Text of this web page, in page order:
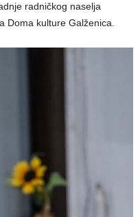
radničkog naselja
Doma kulture Galženica.